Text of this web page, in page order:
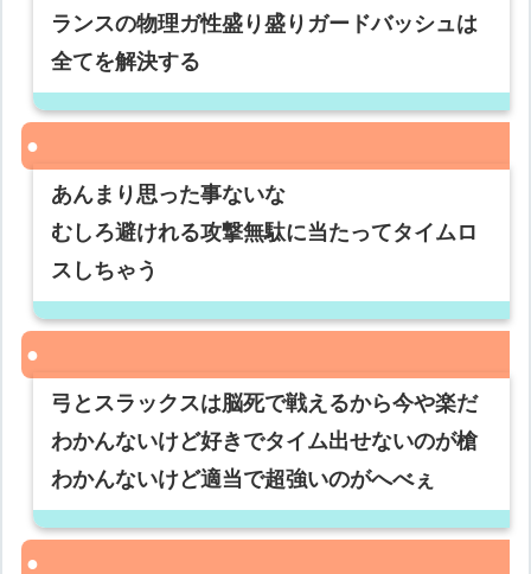
ランスの物理ガ性盛り盛りガードバッシュは
全てを解決する
あんまり思った事ないな
むしろ避けれる攻撃無駄に当たってタイムロ
スしちゃう
弓とスラックスは脳死で戦えるから今や楽だ
わかんないけど好きでタイム出せないのが槍
わかんないけど適当で超強いのがへべぇ